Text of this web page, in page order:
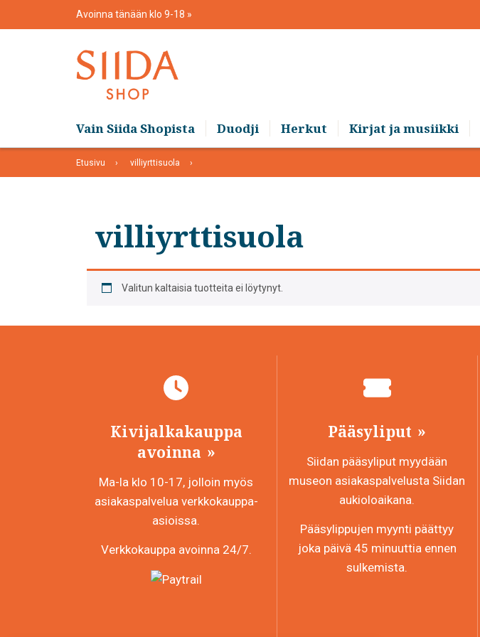
Avoinna tänään klo 9-18
Vain Siida Shopista Duodji Herkut Kirjat ja musiikki
Etusivu villiyrttisuola
villiyrttisuola
Valitun kaltaisia tuotteita ei löytynyt.
Kivijalkakauppa
avoinna
Ma-la klo 10-17, jolloin myös
asiakaspalvelua verkkokauppa-
asioissa.
Verkkokauppa avoinna 24/7.
Pääsyliput
Siidan pääsyliput myydään
museon asiakaspalvelusta Siidan
aukioloaikana.
Pääsylippujen myynti päättyy
joka päivä 45 minuuttia ennen
sulkemista.